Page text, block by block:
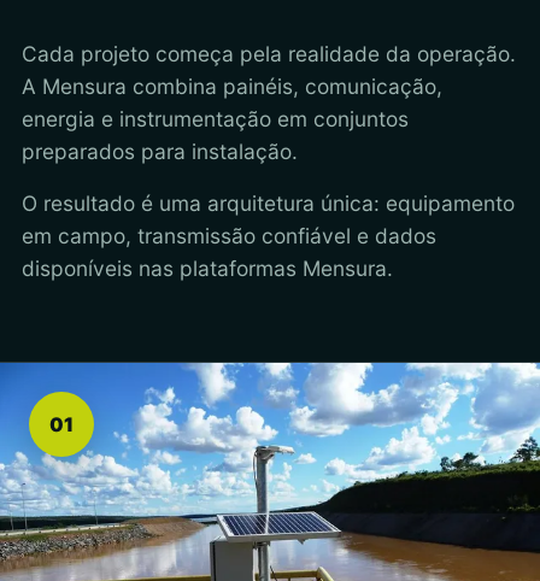
Cada projeto começa pela realidade da operação.
A Mensura combina painéis, comunicação,
energia e instrumentação em conjuntos
preparados para instalação.
O resultado é uma arquitetura única: equipamento
em campo, transmissão confiável e dados
disponíveis nas plataformas Mensura.
01